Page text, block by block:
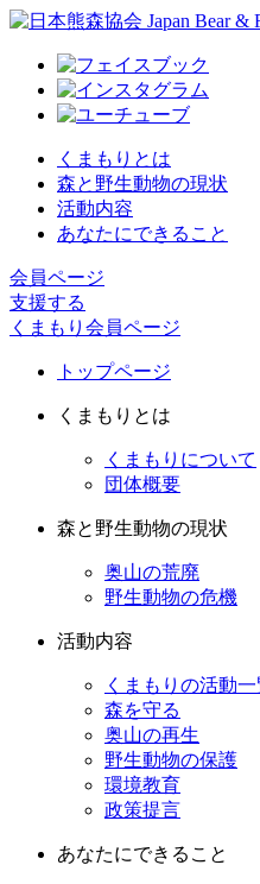
くまもりとは
森と野生動物の現状
活動内容
あなたにできること
会員ページ
支援する
くまもり会員ページ
トップページ
くまもりとは
くまもりについて
団体概要
森と野生動物の現状
奥山の荒廃
野生動物の危機
活動内容
くまもりの活動一
森を守る
奥山の再生
野生動物の保護
環境教育
政策提言
あなたにできること